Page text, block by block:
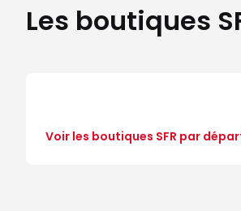
Les boutiques
Voir les boutiques SFR par